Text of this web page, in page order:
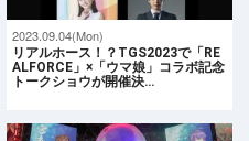
2023.09.04(Mon)
リアルホース！？TGS2023で「RE
ALFORCE」×「ウマ娘」コラボ記念
トークショウが開催決…